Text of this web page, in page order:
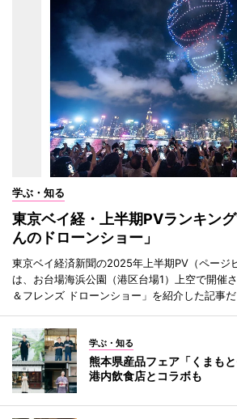
学ぶ・知る
東京ベイ経・上半期PVランキン
んのドローンショー」
東京ベイ経済新聞の2025年上半期PV（ページ
は、お台場海浜公園（港区台場1）上空で開催
＆フレンズ ドローンショー」を紹介した記事だ
学ぶ・知る
熊本県産品フェア「くまも
港内飲食店とコラボも